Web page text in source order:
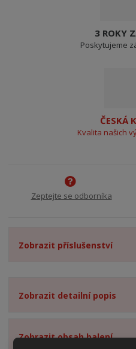
3 ROKY
Poskytujeme
ČESKÁ
Kvalita našich
Zeptejte se odborníka
Zobrazit příslušenství
Zobrazit detailní popis
Zobrazit obsah balení